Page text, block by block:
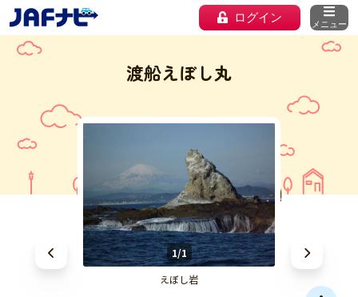
ログイン メニュー
渡船えぼし丸
1/1
えぼし岩